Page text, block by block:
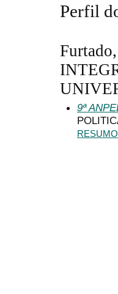
Perfil
9ª
RESUMO